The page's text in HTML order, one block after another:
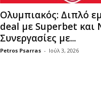
Ολυμπιακός: Διπλό
deal με Superbet και
Συνεργασίες με...
Petros Psarras - Ιούλ 3, 2026